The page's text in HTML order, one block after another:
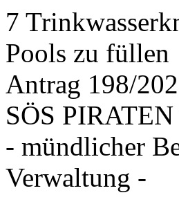
7
Pools zu füllen
Antrag 198/
SÖS
- mündlicher
Verwaltung -